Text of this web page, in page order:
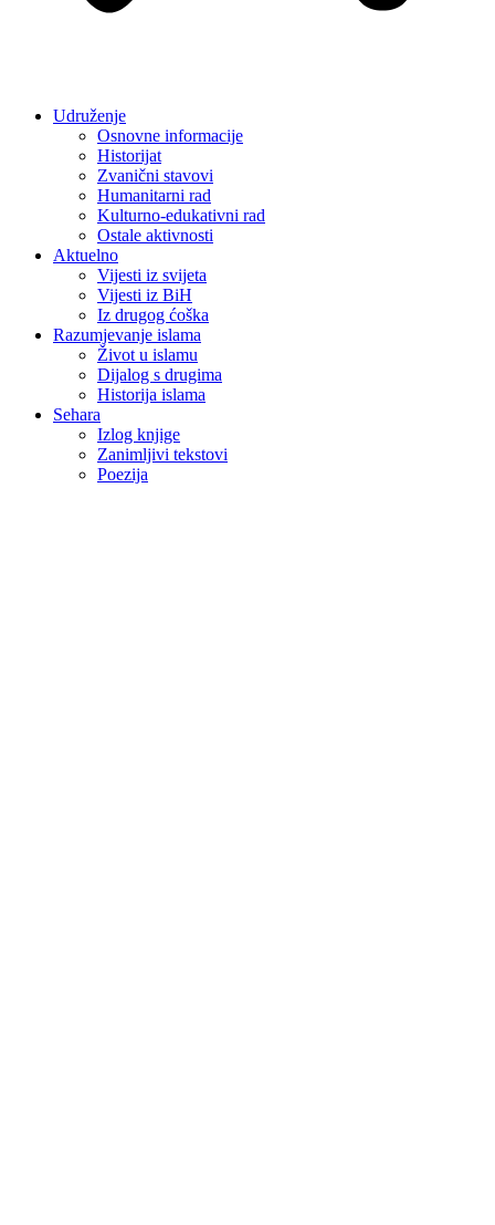
Udruženje
Osnovne informacije
Historijat
Zvanični stavovi
Humanitarni rad
Kulturno-edukativni rad
Ostale aktivnosti
Aktuelno
Vijesti iz svijeta
Vijesti iz BiH
Iz drugog ćoška
Razumjevanje islama
Život u islamu
Dijalog s drugima
Historija islama
Sehara
Izlog knjige
Zanimljivi tekstovi
Poezija